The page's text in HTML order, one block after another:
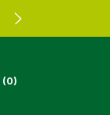
(0)